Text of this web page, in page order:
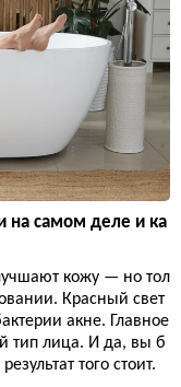
на самом деле и ка
кожу — но тол
Красный свет
акне. Главное
тип лица. И да, вы б
того стоит.